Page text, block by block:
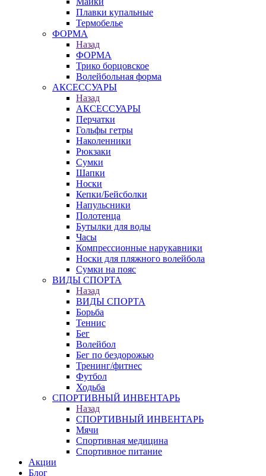
Плавки купальные
Термобелье
ФОРМА
Назад
ФОРМА
Трико борцовское
Волейбольная форма
АКСЕССУАРЫ
Назад
АКСЕССУАРЫ
Перчатки
Гольфы гетры
Наколенники
Рюкзаки
Сумки
Шапки
Носки
Кепки/Бейсболки
Напульсники
Полотенца
Бутылки для воды
Часы
Компрессионные нарукавники
Носки для пляжного волейбола
Сумки на пояс
ВИДЫ СПОРТА
Назад
ВИДЫ СПОРТА
Борьба
Теннис
Бег
Волейбол
Бег по бездорожью
Тренинг/фитнес
Футбол
Ходьба
СПОРТИВНЫЙ ИНВЕНТАРЬ
Назад
СПОРТИВНЫЙ ИНВЕНТАРЬ
Мячи
Спортивная медицина
Спортивное питание
Акции
Блог